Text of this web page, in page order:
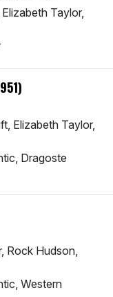
Taylor,
Elizabeth Taylor,
Dragoste
Rock Hudson,
Western